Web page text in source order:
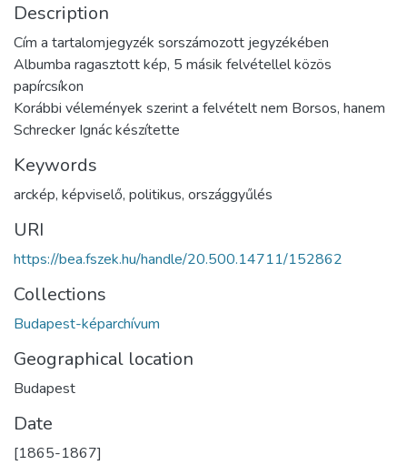
Description
Cím a tartalomjegyzék sorszámozott jegyzékében
Albumba ragasztott kép, 5 másik felvétellel közös
papírcsíkon
Korábbi vélemények szerint a felvételt nem Borsos, hanem
Schrecker Ignác készítette
Keywords
arckép, képviselő, politikus, országgyűlés
URI
https://bea.fszek.hu/handle/20.500.14711/152862
Collections
Budapest-képarchívum
Geographical location
Budapest
Date
[1865-1867]